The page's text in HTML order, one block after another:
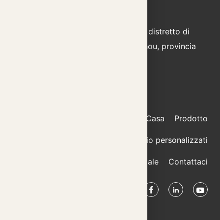
N. 333 Jinhai 2nd Road, distretto di
Longwan, città di Wenzhou, provincia
Casa Prodotto
Elementi di fissaggio personalizzati
Profilo Aziendale Contattaci